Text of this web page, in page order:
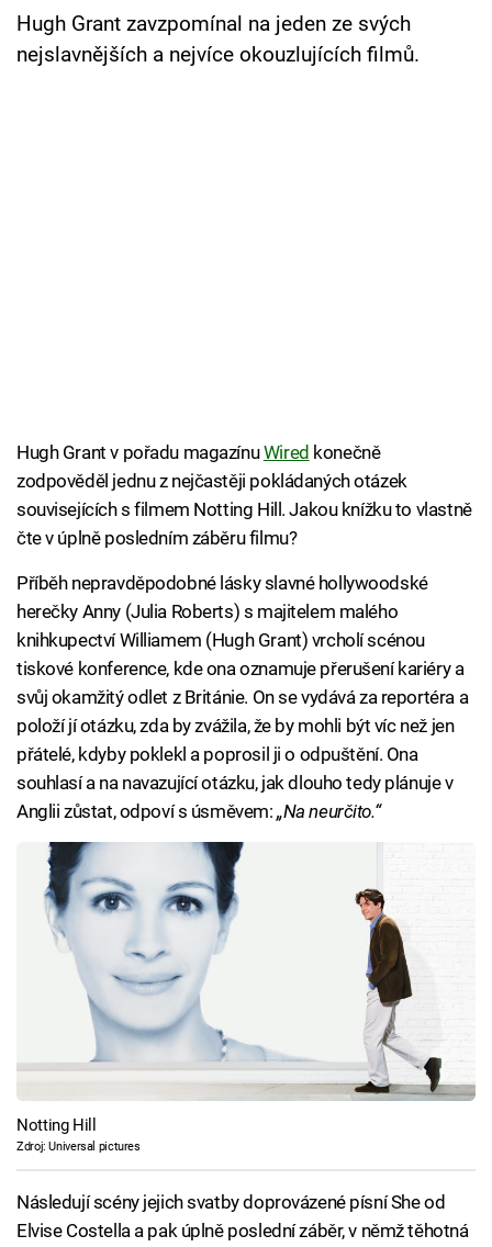
Přihlášení
Hugh Grant zavzpomínal na jeden ze svých
nejslavnějších a nejvíce okouzlujících filmů.
Hugh Grant v pořadu magazínuWired konečně
zodpověděl jednu z nejčastěji pokládaných otázek
souvisejících s filmem Notting Hill. Jakou knížku to vlastně
čte v úplně posledním záběru filmu?
Příběh nepravděpodobné lásky slavné hollywoodské
herečky Anny (Julia Roberts) s majitelem malého
knihkupectví Williamem (Hugh Grant) vrcholí scénou
tiskové konference, kde ona oznamuje přerušení kariéry a
svůj okamžitý odlet z Británie. On se vydává za reportéra a
položí jí otázku, zda by zvážila, že by mohli být víc než jen
přátelé, kdyby poklekl a poprosil ji o odpuštění. Ona
souhlasí a na navazující otázku, jak dlouho tedy plánuje v
Anglii zůstat, odpoví s úsměvem: „Na neurčito.“
Notting Hill
Zdroj: Universal pictures
Následují scény jejich svatby doprovázené písní She od
Elvise Costella a pak úplně poslední záběr, v němž těhotná